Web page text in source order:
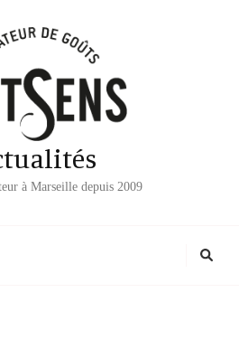
à Marseille depuis 2009